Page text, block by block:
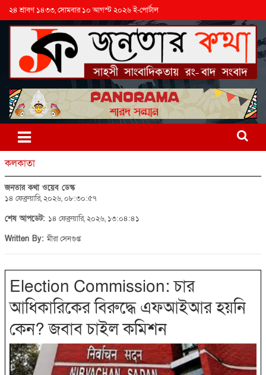
২৪ শ্রাবণ ১৪৩৩, সোমবার ১০ আগস্ট ২০২৬ ই-পোর্টাল
কলকাতা
জনতার কথা ওয়েব ডেস্ক
১৪ ফেব্রুয়ারি, ২০২৬, ০৮:৩০:৫৭
শেষ আপডেট: ১৪ ফেব্রুয়ারি, ২০২৬, ১৩:০৪:৪১
Written By:মীরা সেনগুপ্ত
Election Commission: চার
আধিকারিকের বিরুদ্ধে এফআইআর হয়নি
কেন? জবাব চাইল কমিশন